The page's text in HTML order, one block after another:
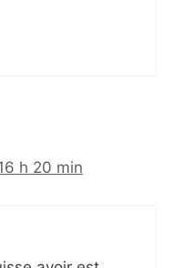
h 20 min